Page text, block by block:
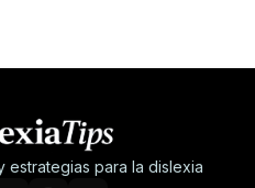
estrategias para la dislexia